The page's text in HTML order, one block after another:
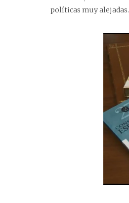
políticas muy alejadas.